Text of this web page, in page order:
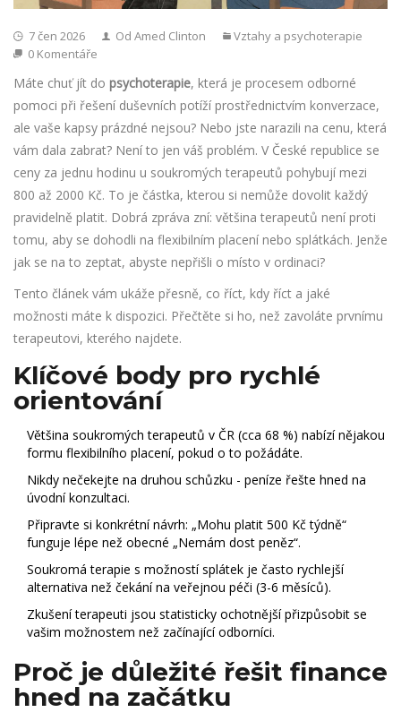
7 čen 2026 Od Amed Clinton
Vztahy a psychoterapie
0 Komentáře
Máte chuť jít do psychoterapie, která je procesem odborné
pomoci při řešení duševních potíží prostřednictvím konverzace,
ale vaše kapsy prázdné nejsou? Nebo jste narazili na cenu, která
vám dala zabrat? Není to jen váš problém. V České republice se
ceny za jednu hodinu u soukromých terapeutů pohybují mezi
800 až 2000 Kč. To je částka, kterou si nemůže dovolit každý
pravidelně platit. Dobrá zpráva zní: většina terapeutů není proti
tomu, aby se dohodli na flexibilním placení nebo splátkách. Jenže
jak se na to zeptat, abyste nepřišli o místo v ordinaci?
Tento článek vám ukáže přesně, co říct, kdy říct a jaké
možnosti máte k dispozici. Přečtěte si ho, než zavoláte prvnímu
terapeutovi, kterého najdete.
Klíčové body pro rychlé
orientování
Většina soukromých terapeutů v ČR (cca 68 %) nabízí nějakou
formu flexibilního placení, pokud o to požádáte.
Nikdy nečekejte na druhou schůzku - peníze řešte hned na
úvodní konzultaci.
Připravte si konkrétní návrh: „Mohu platit 500 Kč týdně“
funguje lépe než obecné „Nemám dost peněz“.
Soukromá terapie s možností splátek je často rychlejší
alternativa než čekání na veřejnou péči (3-6 měsíců).
Zkušení terapeuti jsou statisticky ochotnější přizpůsobit se
vašim možnostem než začínající odborníci.
Proč je důležité řešit finance
hned na začátku